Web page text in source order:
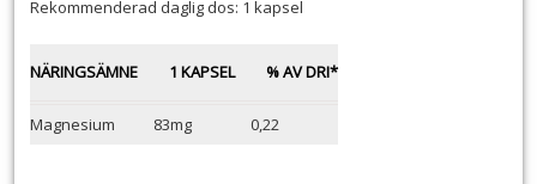
Rekommenderad daglig dos: 1 kapsel
NÄRINGSÄMNE 1 KAPSEL % AV DRI*
Magnesium 83mg 0,22